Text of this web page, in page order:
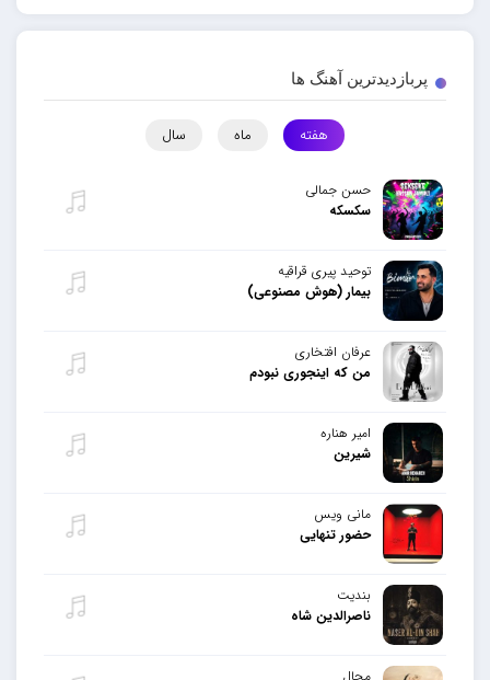
پربازدیدترین آهنگ ها
هفته ماه سال
حسن جمالی
سکسکه
توحید پیری قراقیه
بیمار (هوش مصنوعی)
عرفان افتخاری
من که اینجوری نبودم
امیر هناره
شیرین
مانی ویس
حضور تنهایی
بندیت
ناصرالدین شاه